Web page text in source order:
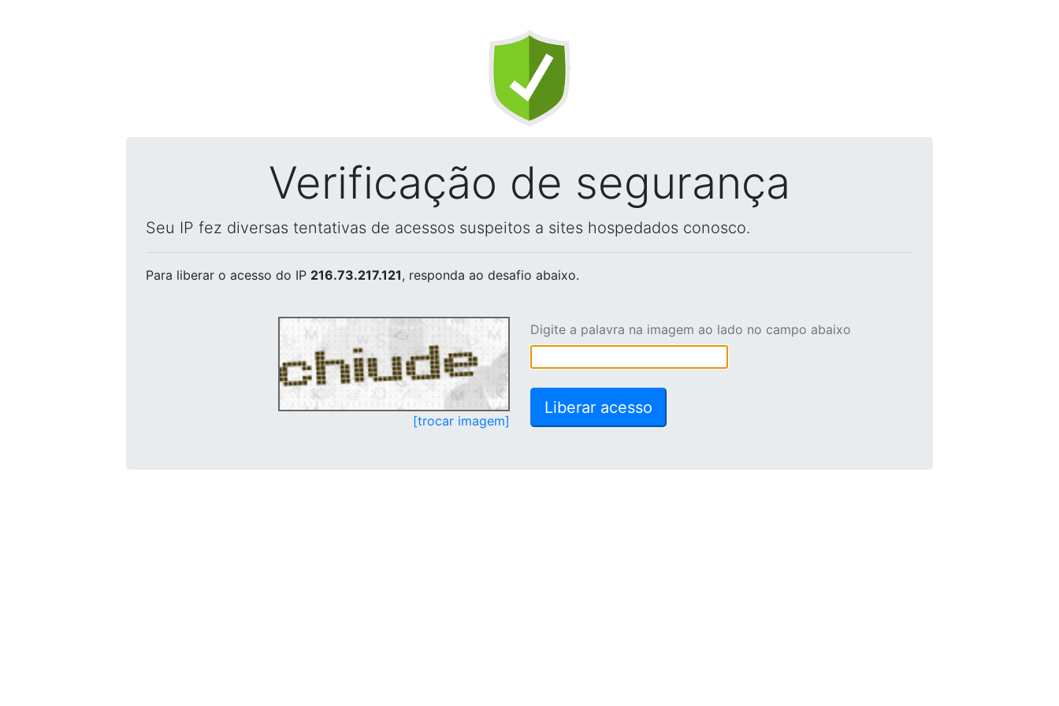
Verificação de segurança
Seu IP fez diversas tentativas de acessos suspeitos a sites hospedados conosco.
Para liberar o acesso do IP 216.73.217.121, responda ao desafio abaixo.
[trocar imagem]
Digite a palavra na imagem ao lado no campo abaixo